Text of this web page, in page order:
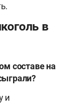
в
составе на
и